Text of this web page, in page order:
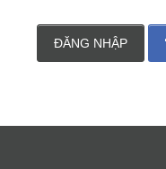
ĐĂNG NHẬP